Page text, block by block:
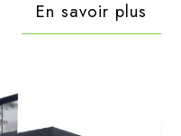
En savoir plus